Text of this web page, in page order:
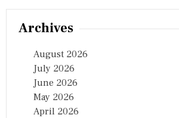
Archives
August 2026
July 2026
June 2026
May 2026
April 2026